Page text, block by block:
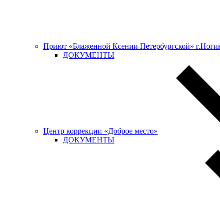
Приют «Блаженной Ксении Петербургской»
ДОКУМЕНТЫ
Центр коррекции «Доброе место»
ДОКУМЕНТЫ